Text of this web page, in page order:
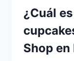
¿Cuál
Shop